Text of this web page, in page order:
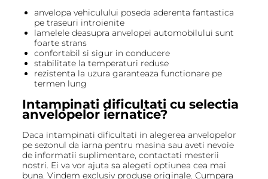
anvelopa vehiculului poseda aderenta fantastica
pe traseuri introienite
lamelele deasupra anvelopei automobilului sunt
foarte strans
confortabil si sigur in conducere
stabilitate la temperaturi reduse
rezistenta la uzura garanteaza functionare pe
termen lung
Intampinati dificultati cu selectia
anvelopelor iernatice?
Daca intampinati dificultati in alegerea anvelopelor
pe sezonul da iarna pentru masina sau aveti nevoie
de informatii suplimentare, contactati mesterii
nostri. Ei va vor ajuta sa alegeti optiunea cea mai
buna. Vindem exclusiv produse originale. Cumpara